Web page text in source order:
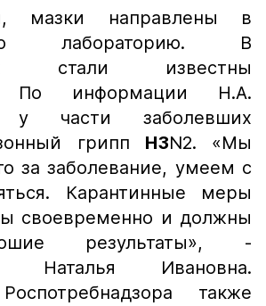
мазки направлены в
лабораторию. В
стали известны
По информации Н.А.
у части заболевших
грипп H3N2. «Мы
за заболевание, умеем с
Карантинные меры
своевременно и должны
результаты», -
Наталья Ивановна.
также